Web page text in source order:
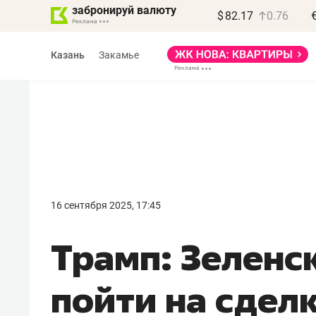
забронируй валюту $ 82.17 0.76
Казань Закамье
16 сентября 2025, 17:45
Трамп:
пойти на
правил, бизнес может
потерять минимум